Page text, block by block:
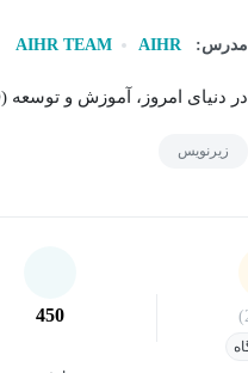
مدرس: AIHR
AIHR TEAM
در دنیای امروز، آموزش و توسعه (L D) به یک عنصر استراتژیک برای سازمان ها تبدیل شده است....
زیرنویس
450